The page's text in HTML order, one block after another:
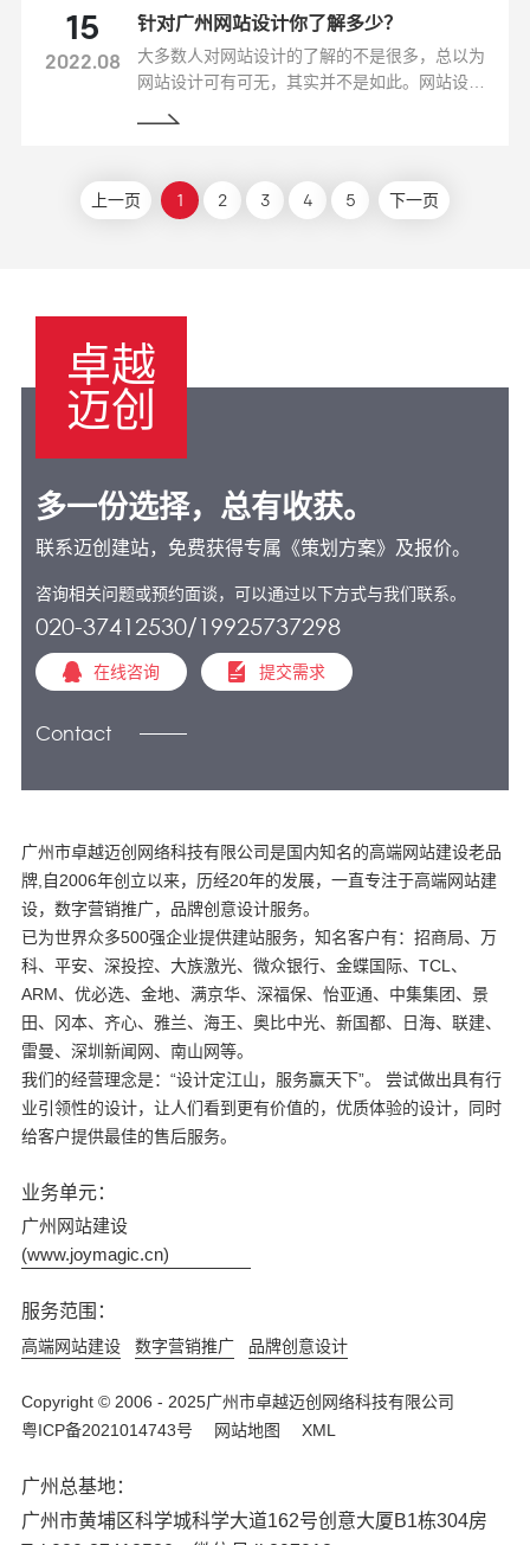
的，就连网站页面的设计都是一个一个确定的。
15
2022.08
针对广州网站设计你了解多少？
大多数人对网站设计的了解的不是很多，总以为
网站设计可有可无，其实并不是如此。网站设计
有什么吸引力，但是做了设计就能让网站活起
来。
上一页 1 2 3 4 5 下一页
卓越
迈创
多一份选择，总有收获。
联系迈创建站，免费获得专属《策划方案》及报价。
咨询相关问题或预约面谈，可以通过以下方式与我们联系。
020-37412530/19925737298
在线咨询 提交需求
Contact
广州市卓越迈创网络科技有限公司是国内知名的高端网站建设老品
牌,自2006年创立以来，历经20年的发展，一直专注于高端网站建
设，数字营销推广，品牌创意设计服务。
已为世界众多500强企业提供建站服务，知名客户有：招商局、万
科、平安、深投控、大族激光、微众银行、金蝶国际、TCL、
ARM、优必选、金地、满京华、深福保、怡亚通、中集集团、景
田、冈本、齐心、雅兰、海王、奥比中光、新国都、日海、联建、
雷曼、深圳新闻网、南山网等。
我们的经营理念是：“设计定江山，服务赢天下”。 尝试做出具有行
业引领性的设计，让人们看到更有价值的，优质体验的设计，同时
给客户提供最佳的售后服务。
业务单元：
广州网站建设
(www.joymagic.cn)
服务范围：
高端网站建设 数字营销推广 品牌创意设计
Copyright © 2006 - 2025广州市卓越迈创网络科技有限公司
粤ICP备2021014743号
网站地图 XML
广州总基地：
广州市黄埔区科学城科学大道162号创意大厦B1栋304房